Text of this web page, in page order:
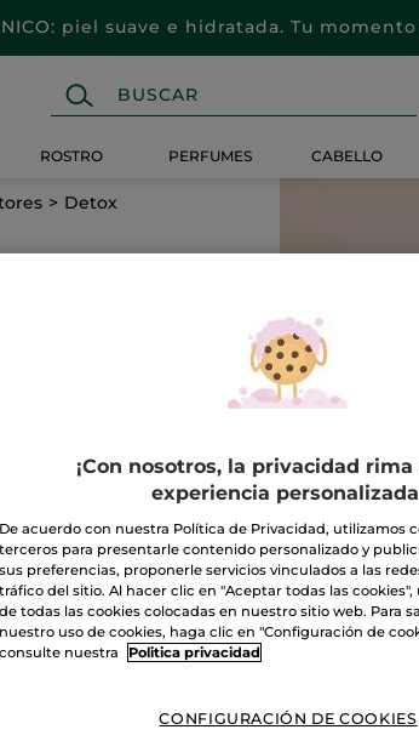
piel suave e hidratada. Tu
ROSTRO PERFUMES CABELLO
Detox
¡Con nosotros, la privacidad rima
experiencia
De acuerdo con nuestra Política de Privacidad, utilizamos
terceros para presentarle contenido personalizado y
sus preferencias, proponerle servicios vinculados a las
tráfico del sitio. Al hacer clic en "Aceptar todas las
de todas las cookies colocadas en nuestro sitio web. Para
nuestro uso de cookies, haga clic en "Configuración de
consulte nuestra
Politica privacidad
CONFIGURACIÓN DE COOKIES